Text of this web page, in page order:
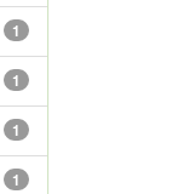
1
1
1
1